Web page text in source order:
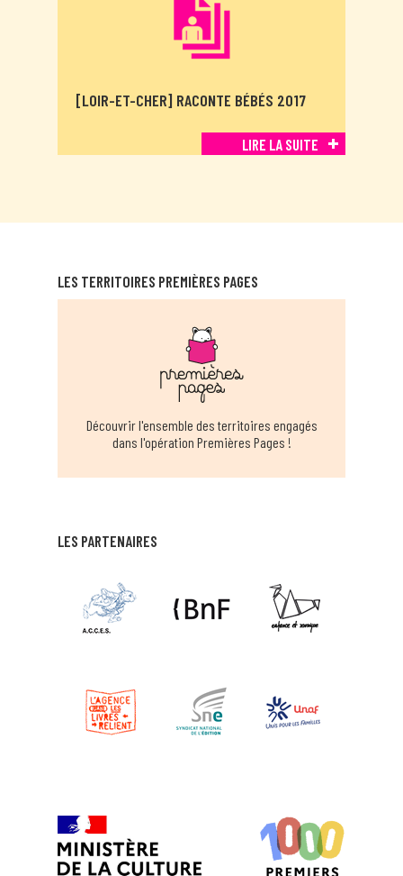
[LOIR-ET-CHER] RACONTE BÉBÉS 2017
LIRE LA SUITE
LES PARTENAIRES
LES TERRITOIRES PREMIÈRES PAGES
Découvrir l'ensemble des territoires engagés
dans l'opération Premières Pages !